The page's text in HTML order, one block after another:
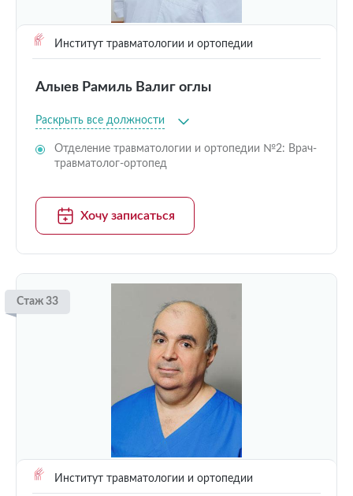
Институт травматологии и ортопедии
Алыев Рамиль Валиг оглы
Раскрыть все должности
Отделение травматологии и ортопедии №2: Врач-
травматолог-ортопед
Хочу записаться
Стаж 33
Институт травматологии и ортопедии